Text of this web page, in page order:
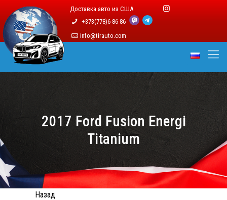
Доставка авто из США
+373(778)6-86-86
info@tirauto.com
2017 Ford Fusion Energi
Titanium
Назад